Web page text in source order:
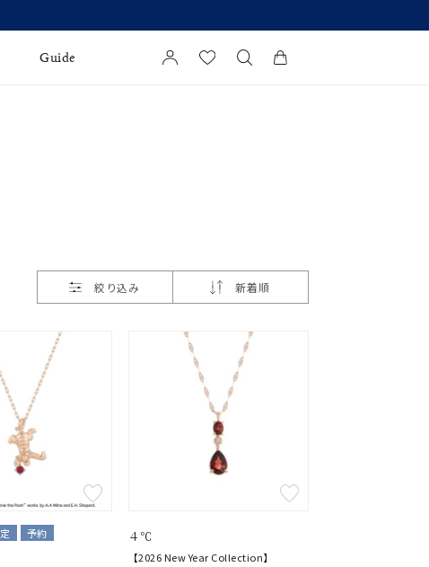
Guide
絞り込み 新着順
予約 ４℃
【2026 New Year Collection】